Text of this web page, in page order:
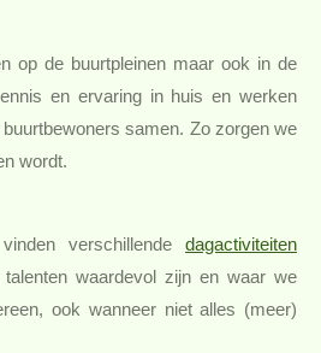
op de buurtpleinen maar ook in de
en ervaring in huis en werken
samen. Zo zorgen we
wordt.
verschillende dagactiviteiten
talenten waardevol zijn en waar we
ook wanneer niet alles (meer)